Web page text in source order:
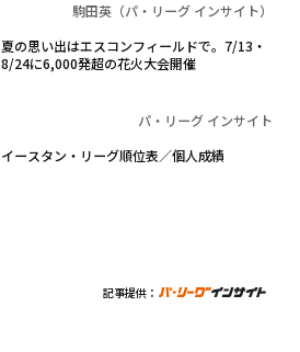
駒田英（パ・リーグ インサイト）
夏の思い出はエスコンフィールドで。7/13・
8/24に6,000発超の花火大会開催
パ・リーグ インサイト
イースタン・リーグ順位表／個人成績
記事提供：